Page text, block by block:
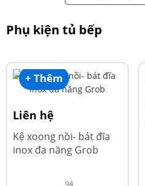
Phụ kiện tủ bếp
+ Thêm
Liên hệ
Kệ xoong nồi- bát đĩa
inox đa năng Grob
94